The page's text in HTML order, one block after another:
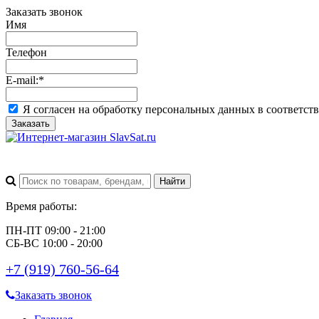
Заказать звонок
Имя
Телефон
E-mail:*
Я согласен на обработку персональных данных в
Заказать
Время работы:
ПН-ПТ 09:00 - 21:00
СБ-ВС 10:00 - 20:00
+7 (919) 760-56-64
Заказать звонок